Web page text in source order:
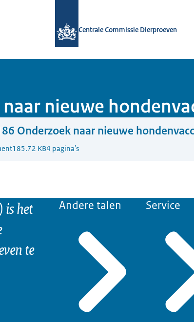
Centrale Commissie Dierproeven
nieuwe
Onderzoek naar nieuwe
185.72 KB4 pagina's
is het
te
Andere talen Service